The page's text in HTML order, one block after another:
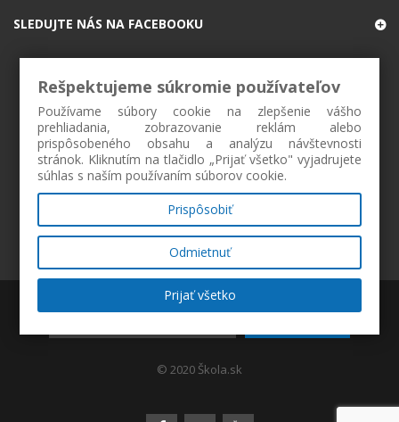
SLEDUJTE NÁS NA FACEBOOKU
© 2020 Škola.sk
Rešpektujeme súkromie používateľov
Používame súbory cookie na zlepšenie vášho
prehliadania, zobrazovanie reklám alebo
prispôsobeného obsahu a analýzu návštevnosti
stránok. Kliknutím na tlačidlo „Prijať všetko" vyjadrujete
súhlas s naším používaním súborov cookie.
Prispôsobiť
Odmietnuť
Prijať všetko